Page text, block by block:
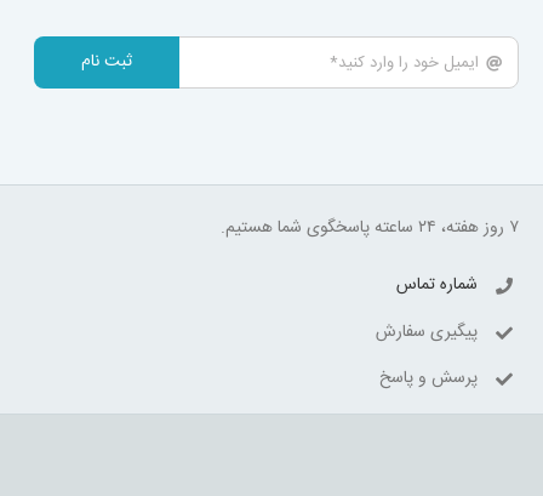
ثبت نام
۷ روز هفته، ۲۴ ساعته پاسخگوی شما هستیم.
شماره تماس
پیگیری سفارش
پرسش و پاسخ